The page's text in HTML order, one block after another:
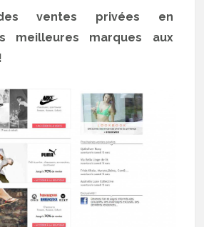
ventes privées en
meilleures marques aux